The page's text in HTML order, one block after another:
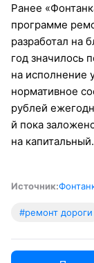
Ранее
программе
разработал на
год значилось
на исполнение
нормативное
рублей
й пока
на капитальный.
Источник:
#ремонт дороги